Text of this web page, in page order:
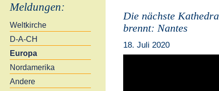
Meldungen:
Weltkirche
D-A-CH
Europa
Nordamerika
Andere
Die nächste
brennt: Nantes
18. Juli 2020